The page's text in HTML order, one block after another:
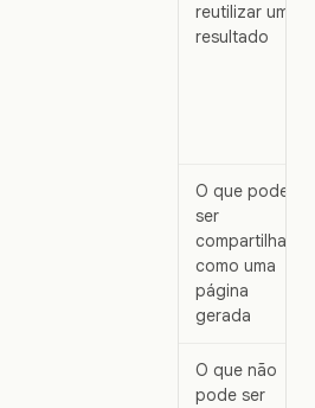
reutilizar um
resultado
O que pode
ser
compartilhado
como uma
página
gerada
O que não
pode ser